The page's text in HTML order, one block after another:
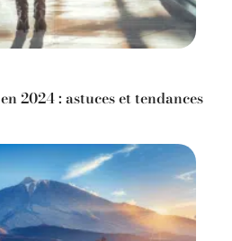
2024 : astuces et tendances